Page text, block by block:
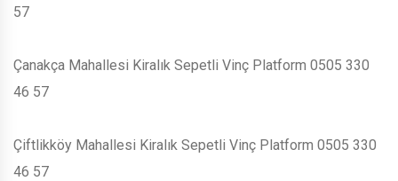
57
Çanakça Mahallesi Kiralık Sepetli Vinç Platform 0505 330
46 57
Çiftlikköy Mahallesi Kiralık Sepetli Vinç Platform 0505 330
46 57